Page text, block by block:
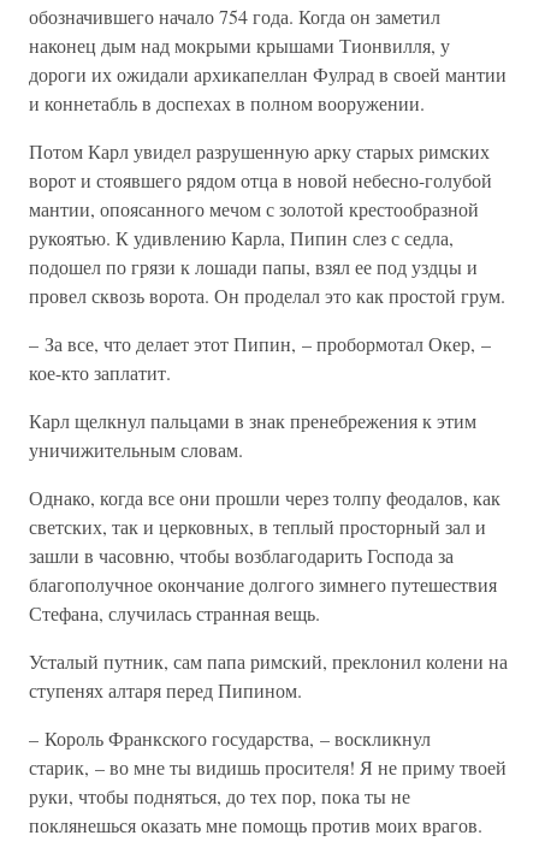
обозначившего начало 754 года. Когда он заметил
наконец дым над мокрыми крышами Тионвилля, у
дороги их ожидали архикапеллан Фулрад в своей мантии
и коннетабль в доспехах в полном вооружении.
Потом Карл увидел разрушенную арку старых римских
ворот и стоявшего рядом отца в новой небесно-голубой
мантии, опоясанного мечом с золотой крестообразной
рукоятью. К удивлению Карла, Пипин слез с седла,
подошел по грязи к лошади папы, взял ее под уздцы и
провел сквозь ворота. Он проделал это как простой грум.
– За все, что делает этот Пипин, – пробормотал Окер, –
кое-кто заплатит.
Карл щелкнул пальцами в знак пренебрежения к этим
уничижительным словам.
Однако, когда все они прошли через толпу феодалов, как
светских, так и церковных, в теплый просторный зал и
зашли в часовню, чтобы возблагодарить Господа за
благополучное окончание долгого зимнего путешествия
Стефана, случилась странная вещь.
Усталый путник, сам папа римский, преклонил колени на
ступенях алтаря перед Пипином.
– Король Франкского государства, – воскликнул
старик, – во мне ты видишь просителя! Я не приму твоей
руки, чтобы подняться, до тех пор, пока ты не
поклянешься оказать мне помощь против моих врагов.